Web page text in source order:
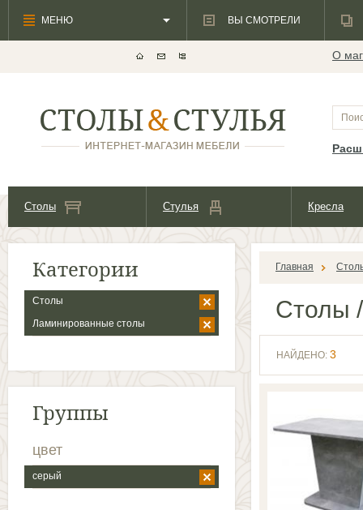
О
Столы Стулья Кресла
Категории
Столы
Ламинированные столы
Группы
цвет
серый
Главная
Столы /
НАЙДЕНО: 3
МЕНЮ ВЫ СМОТРЕЛИ